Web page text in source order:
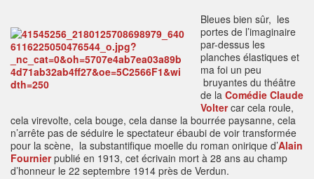
Bleues bien sûr, les
portes de l’imaginaire
par-dessus les
planches élastiques et
ma foi un peu
bruyantes du théâtre
de la Comédie Claude
Volter car cela roule,
cela virevolte, cela bouge, cela danse la bourrée paysanne, cela
n’arrête pas de séduire le spectateur ébaubi de voir transformée
pour la scène, la substantifique moelle du roman onirique d’Alain
Fournier publié en 1913, cet écrivain mort à 28 ans au champ
d’honneur le 22 septembre 1914 près de Verdun.